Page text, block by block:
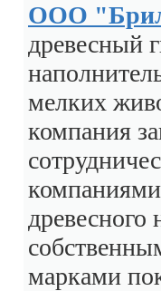
ООО
древесный
мелких
компания
древесного
марками